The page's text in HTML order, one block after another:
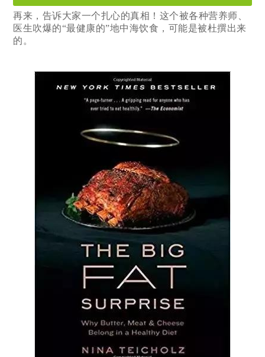
再来，告诉大家一个扎心的真相！这个被各种营养师、
医生吹爆的“最健康的”地中海饮食，可能是被杜撰出来
的。